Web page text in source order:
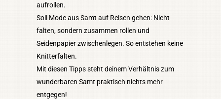
aufrollen.
Soll Mode aus Samt auf Reisen gehen: Nicht
falten, sondern zusammen rollen und
Seidenpapier zwischenlegen. So entstehen keine
Knitterfalten.
Mit diesen Tipps steht deinem Verhältnis zum
wunderbaren Samt praktisch nichts mehr
entgegen!